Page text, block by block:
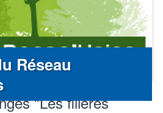
Réseau
"Les filières